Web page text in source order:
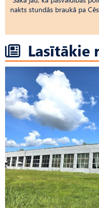
nakts stundās braukā pa
Lasītākie